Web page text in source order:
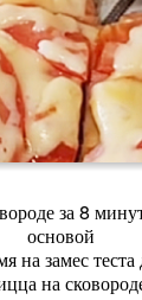
за 8
основой
на замес
на